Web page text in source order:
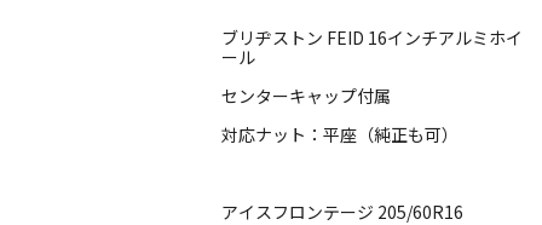
ブリヂストン FEID 16インチアルミホイ
ール
センターキャップ付属
対応ナット：平座（純正も可）
アイスフロンテージ 205/60R16